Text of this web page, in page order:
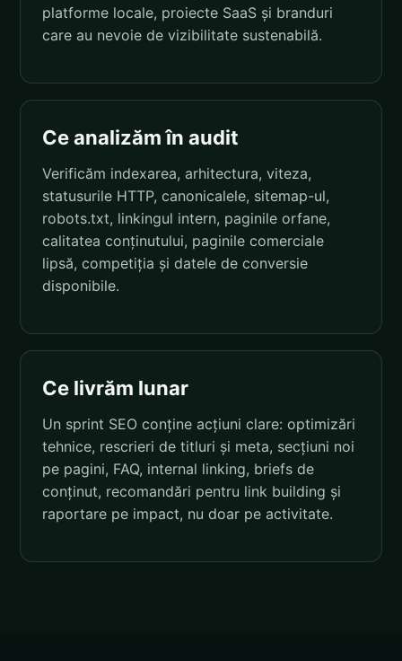
platforme locale, proiecte SaaS și branduri
care au nevoie de vizibilitate sustenabilă.
Ce analizăm în audit
Verificăm indexarea, arhitectura, viteza,
statusurile HTTP, canonicalele, sitemap-ul,
robots.txt, linkingul intern, paginile orfane,
calitatea conținutului, paginile comerciale
lipsă, competiția și datele de conversie
disponibile.
Ce livrăm lunar
Un sprint SEO conține acțiuni clare: optimizări
tehnice, rescrieri de titluri și meta, secțiuni noi
pe pagini, FAQ, internal linking, briefs de
conținut, recomandări pentru link building și
raportare pe impact, nu doar pe activitate.